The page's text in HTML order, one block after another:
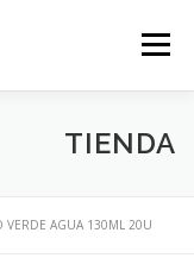
Menú
TIENDA
VERDE AGUA 130ML 20U